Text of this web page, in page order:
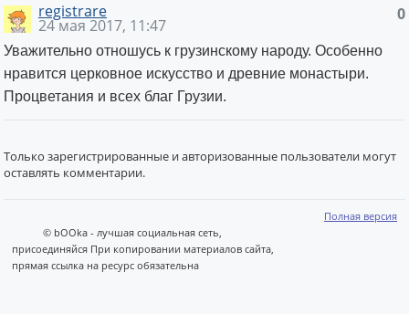
0
registrare
24 мая 2017, 11:47
Уважительно отношусь к грузинскому народу. Особенно
нравится церковное искусство и древние монастыри.
Процветания и всех благ Грузии.
Только зарегистрированные и авторизованные пользователи могут
оставлять комментарии.
Полная версия
© bOOka - лучшая социальная сеть,
присоединяйся При копировании материалов сайта,
прямая ссылка на ресурс обязательна